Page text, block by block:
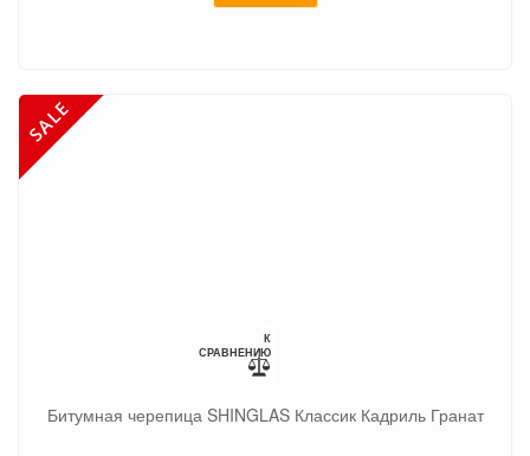
К
СРАВНЕНИЮ
Битумная черепица SHINGLAS Классик Кадриль Гранат